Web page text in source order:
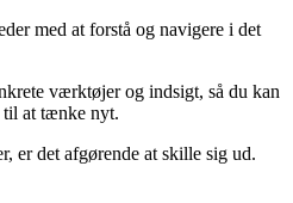
med at forstå og navigere i det
værktøjer og indsigt, så du kan
til at tænke nyt.
er det afgørende at skille sig ud.